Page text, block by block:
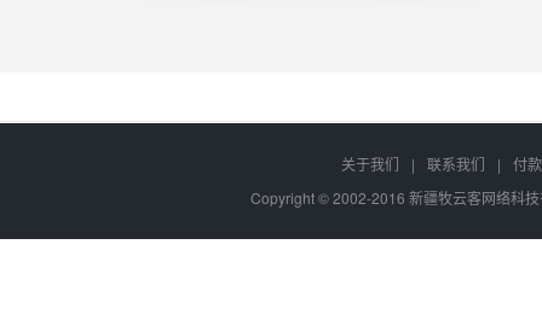
关于我们 | 联系我们 |
付
Copyright © 2002-2016 新疆牧云客网络科